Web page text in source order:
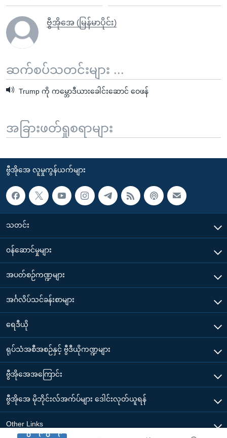
ဗွီအိုအေ (မြန်မာပိုင်း)
ဆက်စပ်သတင်းများ ...
Trump ကို ကမ္ဘောဒီယားခေါင်းဆောင် ဝေဖန်
အခြားဖတ်ရှုစရာများ
ဗွီအိုအေ လူမှုကွန်ယက်များ
သတင်း
၀န်ဆောင်မှုများ
အပတ်စဉ်ကဏ္ဍများ
အင်္ဂလိပ်သင်ခန်းစာများ
ရေဒီယို
ရုပ်သံအစီအစဉ်နှင့် ဗွီဒီယိုကဏ္ဍများ
ဗွီအိုအေအကြောင်း
ဗွီအိုအေ မိုဘိုင်းလ်အက်ပ်များ ဒေါင်းလုတ်ယူရန်
Other Links